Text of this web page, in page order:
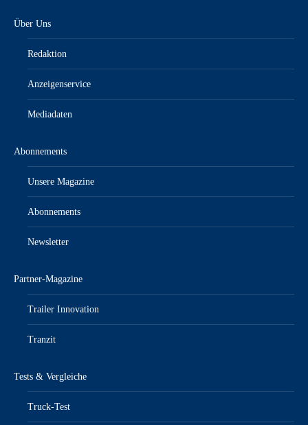
Über Uns
Redaktion
Anzeigenservice
Mediadaten
Abonnements
Unsere Magazine
Abonnements
Newsletter
Partner-Magazine
Trailer Innovation
Tranzit
Tests & Vergleiche
Truck-Test